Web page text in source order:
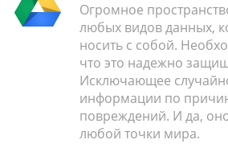
Огромное
любых видов данных,
носить с собой.
что это надежно
Исключающее
информации по
повреждений. И да,
любой точки мира.